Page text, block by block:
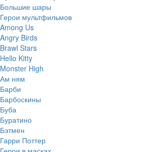
Большие шары
Герои мультфильмов
Among Us
Angry Birds
Brawl Stars
Hello Kitty
Monster High
Ам ням
Барби
Барбоскины
Буба
Буратино
Бэтмен
Гарри Поттер